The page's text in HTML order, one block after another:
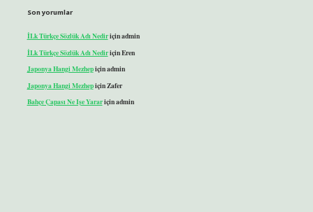
Son yorumlar
İLk Türkçe Sözlük Adı Nediriçinadmin
İLk Türkçe Sözlük Adı NediriçinEren
Japonya Hangi Mezhepiçinadmin
Japonya Hangi MezhepiçinZafer
Bahçe Çapası Ne Işe Yarariçinadmin